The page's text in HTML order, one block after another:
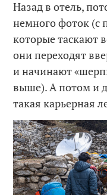
Назад в отель,
немного фоток (с
которые таскают
они переходят
и начинают
выше). А потом и
такая карьерная